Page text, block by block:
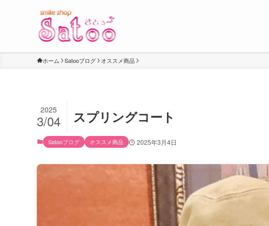
ホーム Satooブログ オススメ商品
スプリングコート
2025
3/04
Satooブログ オススメ商品 2025年3月4日